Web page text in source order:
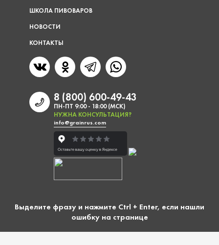
ШКОЛА ПИВОВАРОВ
НОВОСТИ
КОНТАКТЫ
8 (800) 600-49-43
ПН-ПТ 9:00 - 18:00 (МСК)
НУЖНА КОНСУЛЬТАЦИЯ?
info@grainrus.com
Выделите фразу и нажмите Ctrl + Enter, если нашли
ошибку на странице